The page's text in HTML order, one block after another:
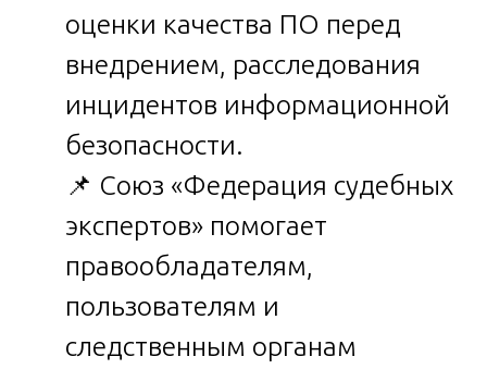
оценки качества ПО перед
внедрением, расследования
инцидентов информационной
безопасности.
📌 Союз «Федерация судебных
экспертов» помогает
правообладателям,
пользователям и
следственным органам